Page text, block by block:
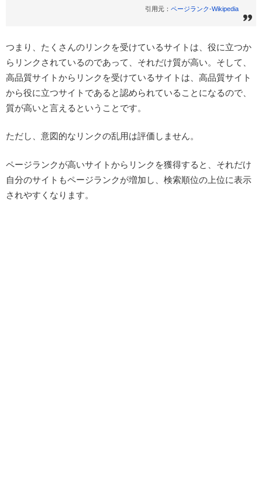
引用元： ページランク-Wikipedia
つまり、たくさんのリンクを受けているサイトは、役に立つか
らリンクされているのであって、それだけ質が高い。そして、
高品質サイトからリンクを受けているサイトは、高品質サイト
から役に立つサイトであると認められていることになるので、
質が高いと言えるということです。
ただし、意図的なリンクの乱用は評価しません。
ページランクが高いサイトからリンクを獲得すると、それだけ
自分のサイトもページランクが増加し、検索順位の上位に表示
されやすくなります。